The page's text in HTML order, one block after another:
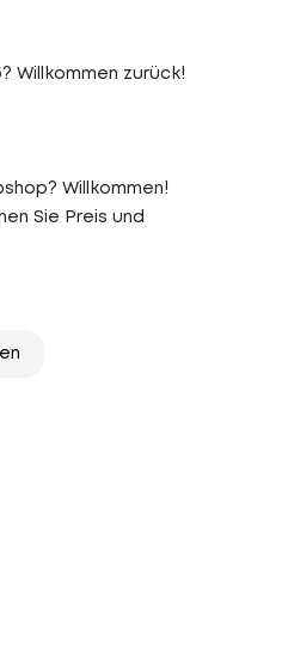
Willkommen zurück!
Willkommen!
Sie Preis und